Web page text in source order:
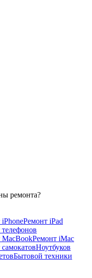
ремонта?
Ремонт iPad
MacBookРемонт iMac
Ноутбуков
Бытовой техники